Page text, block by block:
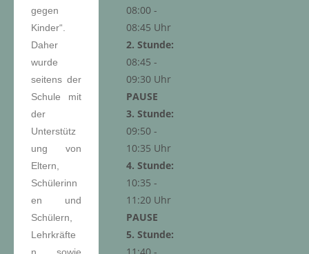
08:00 -
08:45 Uhr
2. Stunde:
08:45 -
09:30 Uhr
PAUSE
3. Stunde:
09:50 -
10:35 Uhr
4. Stunde:
10:35 -
11:20 Uhr
PAUSE
5. Stunde:
11:40 -
gegen
Kinder“.
Daher
wurde
seitens der
Schule mit
der
Unterstütz
ung von
Eltern,
Schülerinn
en und
Schülern,
Lehrkräfte
n sowie